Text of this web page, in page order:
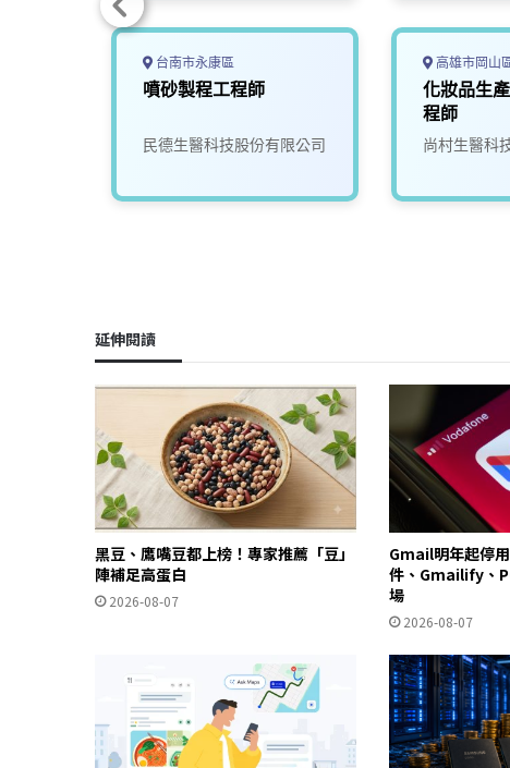
台南市永康區
噴砂製程工程師
民德生醫科技股份有限公司
高雄市岡山
化妝品生
程師
尚村生醫科
延伸閱讀
黑豆、鷹嘴豆都上榜！專家推薦「豆」
陣補足高蛋白
2026-08-07
Gmail明年起停
件、Gmailify、
場
2026-08-07